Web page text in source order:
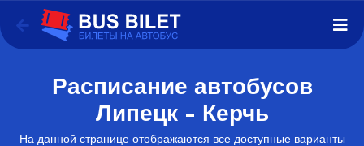
Расписание автобусов
Липецк - Керчь
На данной странице отображаются все доступные варианты